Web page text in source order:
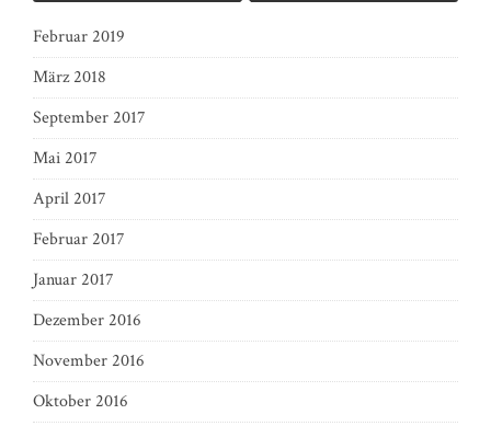
Februar 2019
März 2018
September 2017
Mai 2017
April 2017
Februar 2017
Januar 2017
Dezember 2016
November 2016
Oktober 2016